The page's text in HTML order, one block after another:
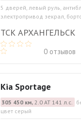
5 дверей, левый руль,
электропривод зекрал,
ТСК АРХАНГЕЛЬСК
0 отзывов
Kia Sportage
305 450 км,2.0 АТ 141 л.с.
цвет серый